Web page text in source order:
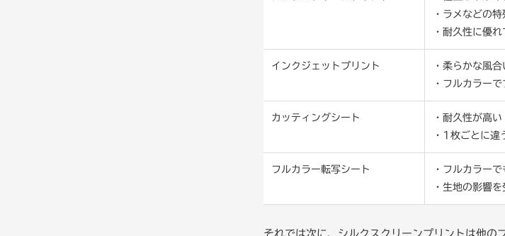
・ラメなどの
・耐久性に優れ
インクジェットプリント
・柔らかな風
・フルカラー
カッティングシート
・耐久性が高い
・1枚ごとに違
フルカラー転写シート
・フルカラー
・生地の影響
それでは次に、シルクスクリーンプリントは他の